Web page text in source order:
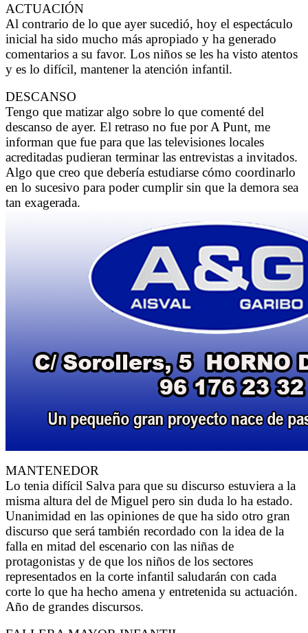
ACTUACIÓN
Al contrario de lo que ayer sucedió, hoy el espectáculo
inicial ha sido mucho más apropiado y ha generado
comentarios a su favor. Los niños se les ha visto atentos
y es lo difícil, mantener la atención infantil.
DESCANSO
Tengo que matizar algo sobre lo que comenté del
descanso de ayer. El retraso no fue por A Punt, me
informan que fue para que las televisiones locales
acreditadas pudieran terminar las entrevistas a invitados.
Algo que creo que debería estudiarse cómo coordinarlo
en lo sucesivo para poder cumplir sin que la demora sea
tan exagerada.
MANTENEDOR
Lo tenia difícil Salva para que su discurso estuviera a la
misma altura del de Miguel pero sin duda lo ha estado.
Unanimidad en las opiniones de que ha sido otro gran
discurso que será también recordado con la idea de la
falla en mitad del escenario con las niñas de
protagonistas y de que los niños de los sectores
representados en la corte infantil saludarán con cada
corte lo que ha hecho amena y entretenida su actuación.
Año de grandes discursos.